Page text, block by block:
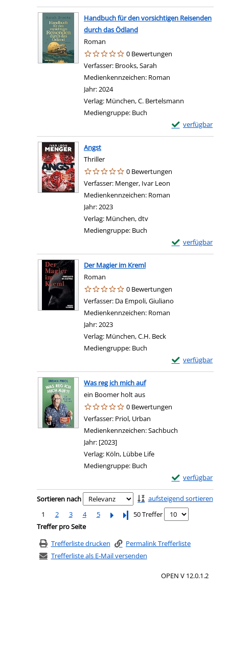
Handbuch für den vorsichtigen Reisenden
durch das Ödland
Roman
0 Bewertungen
Verfasser: Brooks, Sarah
Medienkennzeichen: Roman
Jahr:2024
Verlag: München, C. Bertelsmann
Mediengruppe: Buch
verfügbar
Exemplar-
Angst
Thriller
0 Bewertungen
Verfasser: Menger, Ivar Leon
Medienkennzeichen: Roman
Jahr:2023
Verlag: München, dtv
Mediengruppe: Buch
verfügbar
Exemplar-Details
Der Magier im Kreml
Roman
0 Bewertungen
Verfasser: Da Empoli, Giuliano
Medienkennzeichen: Roman
Jahr:2023
Verlag: München, C.H. Beck
Mediengruppe: Buch
verfügbar
Exemplar-Details
Was reg ich mich auf
ein Boomer holt aus
0 Bewertungen
Verfasser: Priol, Urban
Medienkennzeichen:Sachbuch
Jahr: [2023]
Verlag: Köln, Lübbe Life
Mediengruppe: Buch
verfügbar
Exemplar-Details
Zu den Suchfiltern springen
Sortieren nach
aufsteigend sortieren
1
2 3 4 5 Letzte Seite
50 Treffer
Treffer pro Seite
Trefferliste drucken
Permalink Trefferliste
Trefferliste als E-Mail versenden
OPEN V 12.0.1.2